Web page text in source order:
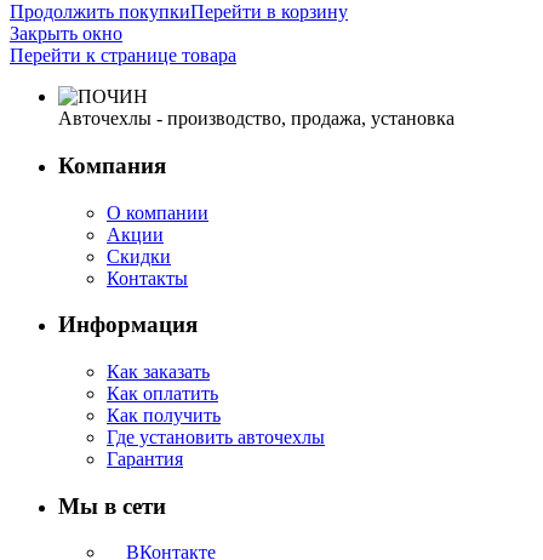
Продолжить покупкиПерейти в корзину
Закрыть окно
Перейти к странице товара
Авточехлы - производство, продажа, установка
Компания
О компании
Акции
Скидки
Контакты
Информация
Как заказать
Как оплатить
Как получить
Где установить авточехлы
Гарантия
Мы в сети
ВКонтакте